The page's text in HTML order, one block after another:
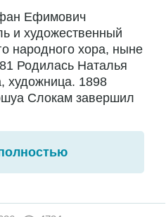
Ефимович
и художественный
народного хора, ныне
Родилась Наталья
художница. 1898
Слокам завершил